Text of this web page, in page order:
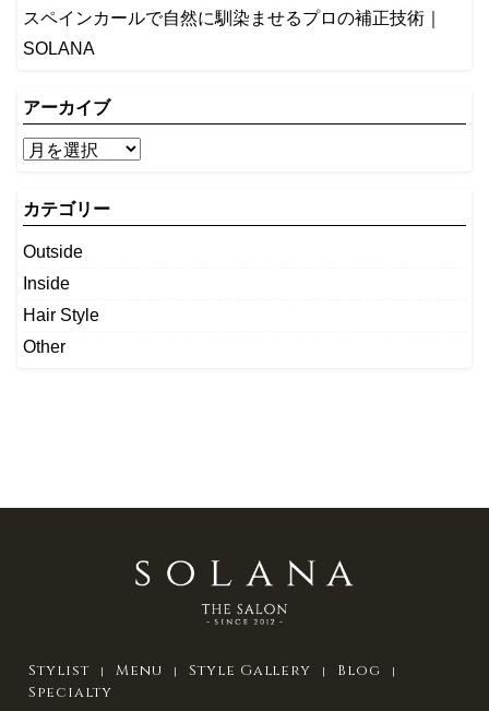
スペインカールで自然に馴染ませるプロの補正技術｜
SOLANA
アーカイブ
カテゴリー
Outside
Inside
Hair Style
Other
Stylist Menu Style Gallery
Blog
Specialty